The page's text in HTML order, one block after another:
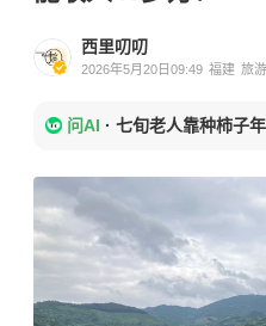
西里叨叨
2026年5月20日09:49 福建 旅
问AI · 七旬老人靠种柿子